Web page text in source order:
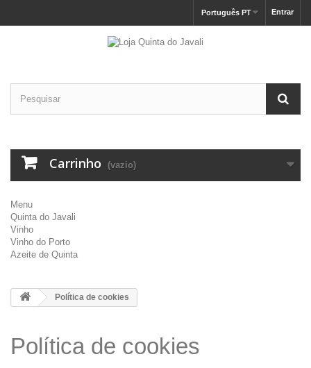
Entrar
Português PT
Carrinho (vazio)
Menu
Quinta do Javali
Vinho
Vinho do Porto
Azeite de Quinta
Política de cookies
Política de cookies